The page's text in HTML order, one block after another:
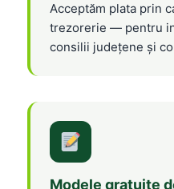
Acceptăm plata prin
trezorerie — pentru
consilii județene și
Modele gratuite